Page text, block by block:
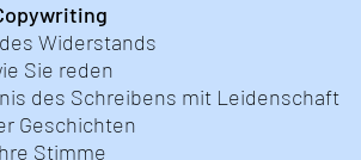
Widerstands
Sie reden
des Schreibens mit Leidenschaft
Geschichten
Stimme